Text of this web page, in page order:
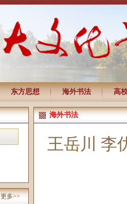
东方思想 海外书法 高
更多>>
海外书法
王岳川 李